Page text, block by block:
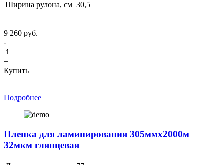
Ширина рулона, см 30,5
9 260 руб.
-
+
Купить
Подробнее
Пленка для ламинирования 305ммх2000м
32мкм глянцевая